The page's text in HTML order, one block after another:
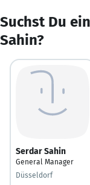
Suchst Du
Sahin?
Serdar Sahin
General Manager
Düsseldorf